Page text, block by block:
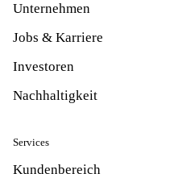
Unternehmen
Jobs & Karriere
Investoren
Nachhaltigkeit
Services
Kundenbereich